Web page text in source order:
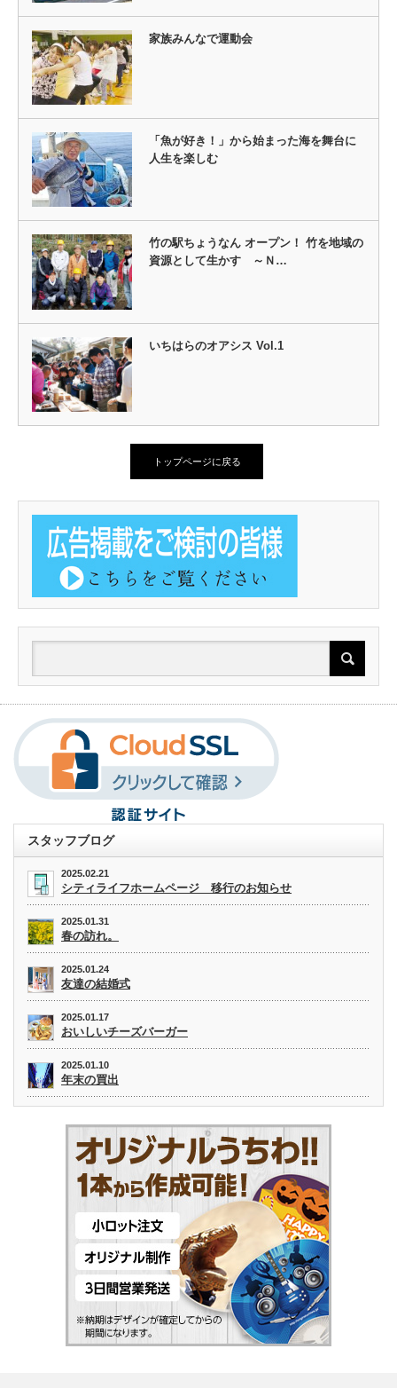
家族みんなで運動会
「魚が好き！」から始まった海を舞台に
人生を楽しむ
竹の駅ちょうなん オープン！ 竹を地域の
資源として生かす ～Ｎ…
いちはらのオアシス Vol.1
トップページに戻る
スタッフブログ
2025.02.21
シティライフホームページ 移行のお知らせ
2025.01.31
春の訪れ。
2025.01.24
友達の結婚式
2025.01.17
おいしいチーズバーガー
2025.01.10
年末の買出